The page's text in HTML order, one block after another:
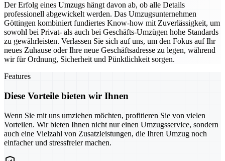
Der Erfolg eines Umzugs hängt davon ab, ob alle Details
professionell abgewickelt werden. Das Umzugsunternehmen
Göttingen kombiniert fundiertes Know-how mit Zuverlässigkeit, um
sowohl bei Privat- als auch bei Geschäfts-Umzügen hohe Standards
zu gewährleisten. Verlassen Sie sich auf uns, um den Fokus auf Ihr
neues Zuhause oder Ihre neue Geschäftsadresse zu legen, während
wir für Ordnung, Sicherheit und Pünktlichkeit sorgen.
Features
Diese Vorteile bieten wir Ihnen
Wenn Sie mit uns umziehen möchten, profitieren Sie von vielen
Vorteilen. Wir bieten Ihnen nicht nur einen Umzugsservice, sondern
auch eine Vielzahl von Zusatzleistungen, die Ihren Umzug noch
einfacher und stressfreier machen.